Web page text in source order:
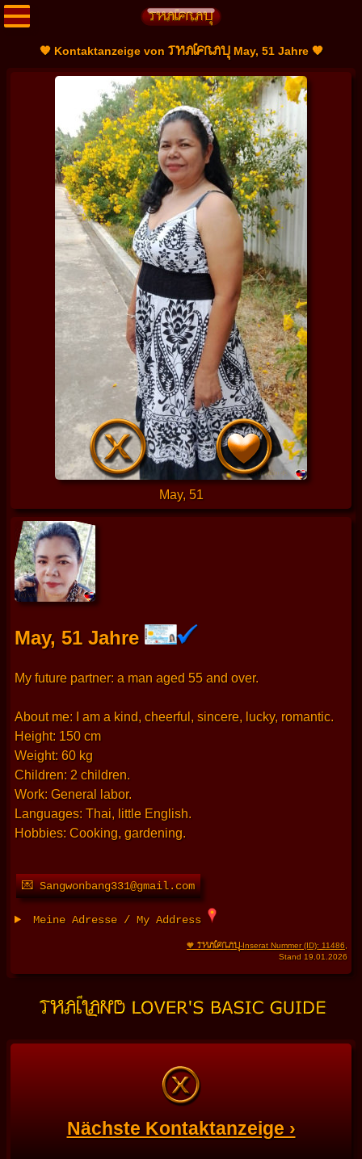
🧡 Kontaktanzeige vonTHAIFRAUMay, 51 Jahre 🧡
May, 51
May, 51 Jahre
My future partner: a man aged 55 and over.
About me: I am a kind, cheerful, sincere, lucky, romantic.
Height: 150 cm
Weight: 60 kg
Children: 2 children.
Work: General labor.
Languages: Thai, little English.
Hobbies: Cooking, gardening.
💌 Sangwonbang331@gmail.com
Meine Adresse / My Address
🧡 THAIFRAU-Inserat Nummer (ID): 11486
Stand 19.01.2026
Nächste Kontaktanzeige ›